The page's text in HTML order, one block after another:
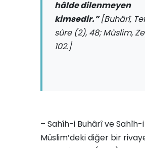
hâlde dilenmeyen
kimsedir.”[Buhârî,
sûre (2), 48; Müslim,
102.]
– Sahîh-i Buhârî ve Sahîh-i
Müslim’deki diğer bir